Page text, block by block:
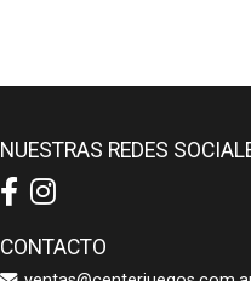
NUESTRAS REDES
CONTACTO